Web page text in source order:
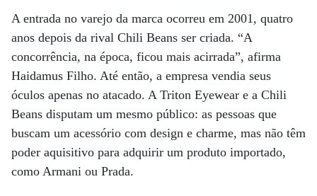
A entrada no varejo da marca ocorreu em 2001, quatro
anos depois da rival Chili Beans ser criada. “A
concorrência, na época, ficou mais acirrada”, afirma
Haidamus Filho. Até então, a empresa vendia seus
óculos apenas no atacado. A Triton Eyewear e a Chili
Beans disputam um mesmo público: as pessoas que
buscam um acessório com design e charme, mas não têm
poder aquisitivo para adquirir um produto importado,
como Armani ou Prada.